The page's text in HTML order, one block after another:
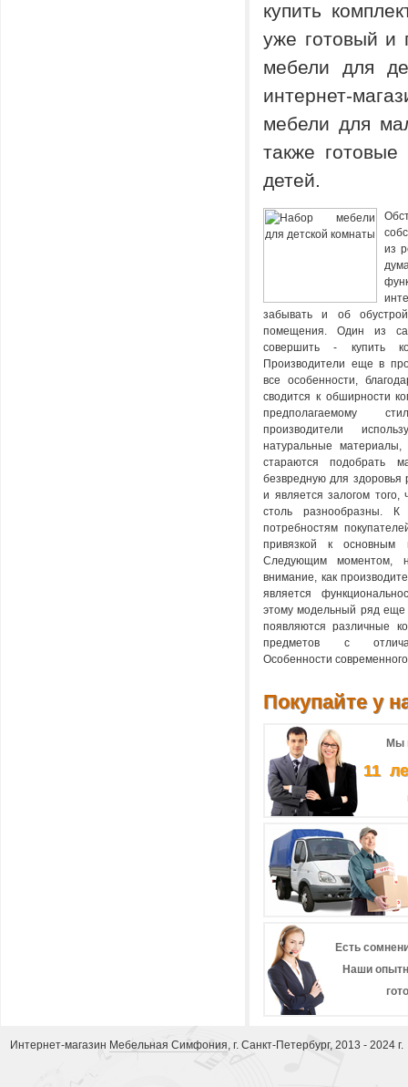
купить
уже готовый и
мебели для
интернет-
мебели для
также
детей.
из
забывать и об
помещения. Один из
совершить - купить
Производители еще в
все особенности,
сводится к обширности
предполагаемому
производители
натуральные материалы,
стараются подобрать
безвредную для здоровья
и является залогом
столь разнообразны. К
потребностям
привязкой к основным
Следующим моментом,
внимание, как
является
этому модельный ряд еще
появляются различные
предметов с
Особенности
Покупайте у
Мы
11
Есть
Наши
Интернет-магазин Мебельная Симфония, г. Санкт-Петербург, 2013 - 2024 г.